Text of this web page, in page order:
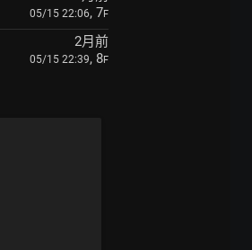
05/15 22:06, 7F
2月前
05/15 22:39, 8F